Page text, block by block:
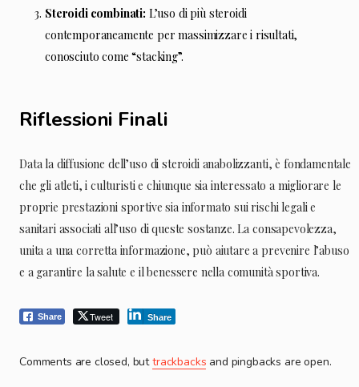
Steroidi combinati: L’uso di più steroidi
contemporaneamente per massimizzare i risultati,
conosciuto come “stacking”.
Riflessioni Finali
Data la diffusione dell’uso di steroidi anabolizzanti, è fondamentale
che gli atleti, i culturisti e chiunque sia interessato a migliorare le
proprie prestazioni sportive sia informato sui rischi legali e
sanitari associati all’uso di queste sostanze. La consapevolezza,
unita a una corretta informazione, può aiutare a prevenire l’abuso
e a garantire la salute e il benessere nella comunità sportiva.
Share Tweet Share
Comments are closed, buttrackbacks and pingbacks are open.